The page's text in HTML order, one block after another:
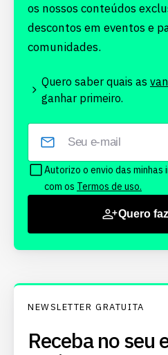
os nossos conteúdos
descontos em eventos e
comunidades.
Quero saber quais as
ganhar primeiro.
Autorizo o envio das
com os Termos de uso.
Quero
NEWSLETTER GRATUITA
Receba no seu